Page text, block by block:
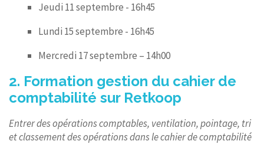
Jeudi 11 septembre - 16h45
Lundi 15 septembre - 16h45
Mercredi 17 septembre – 14h00
2. Formation gestion du cahier de
comptabilité sur Retkoop
Entrer des opérations comptables, ventilation, pointage, tri
et classement des opérations dans le cahier de comptabilité